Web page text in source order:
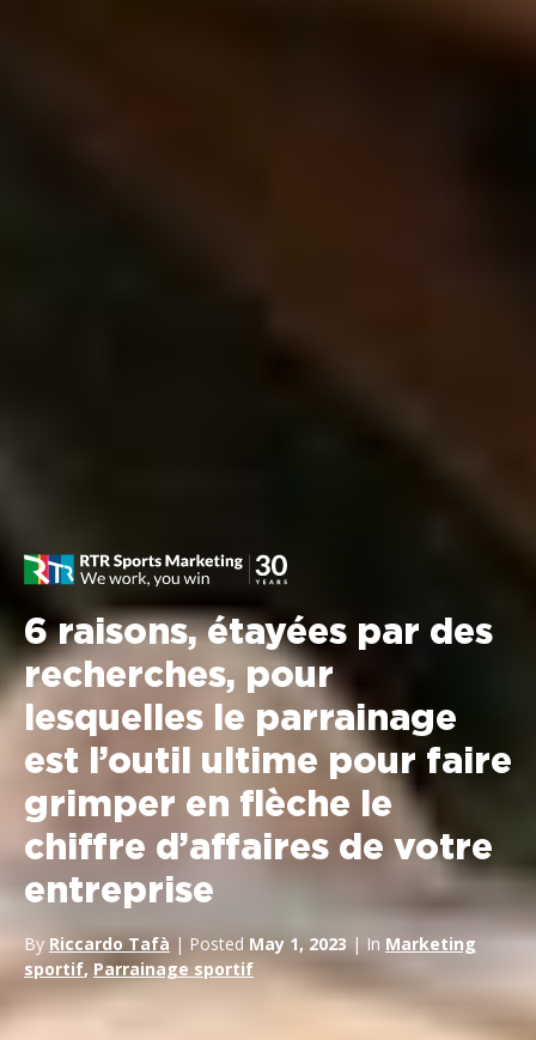
6 raisons, étayées par des
recherches, pour
lesquelles le parrainage
est l’outil ultime pour faire
grimper en flèche le
chiffre d’affaires de votre
entreprise
By Riccardo Tafà | Posted May 1, 2023 | In Marketing
sportif, Parrainage sportif